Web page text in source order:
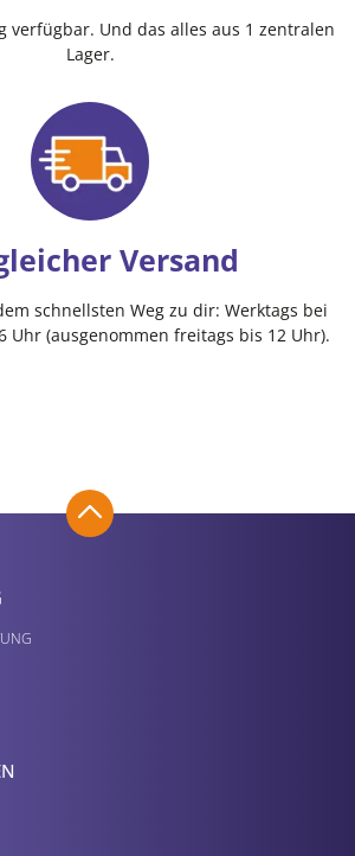
verfügbar. Und das alles aus 1 zentralen
Lager.
Versand
schnellsten Weg zu dir: Werktags bei
Uhr (ausgenommen freitags bis 12 Uhr).